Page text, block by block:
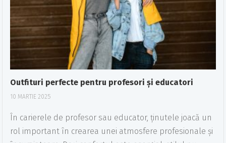
Outfituri perfecte pentru profesori și educatori
10 MARTIE 2025
În carierele de profesor sau educator, ținutele joacă un
rol important în crearea unei atmosfere profesionale și